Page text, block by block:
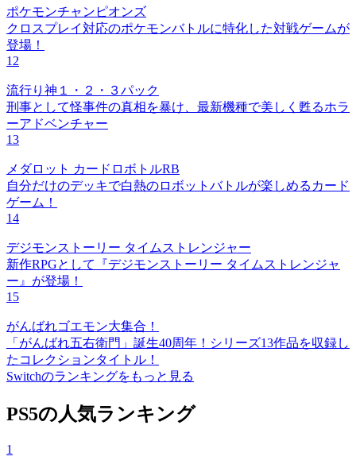
ポケモンチャンピオンズ
クロスプレイ対応のポケモンバトルに特化した対戦ゲームが
登場！
12
流行り神１・２・３パック
刑事として怪事件の真相を暴け、最新機種で美しく甦るホラ
ーアドベンチャー
13
メダロット カードロボトルRB
自分だけのデッキで白熱のロボットバトルが楽しめるカード
ゲーム！
14
デジモンストーリー タイムストレンジャー
新作RPGとして『デジモンストーリー タイムストレンジャ
ー』が登場！
15
がんばれゴエモン大集合！
「がんばれ五右衛門」誕生40周年！シリーズ13作品を収録し
たコレクションタイトル！
Switchのランキングをもっと見る
PS5の人気ランキング
1